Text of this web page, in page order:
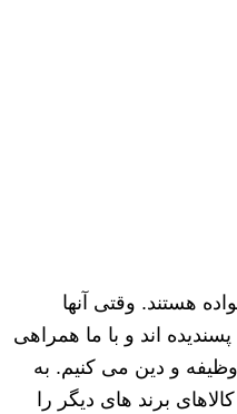
هستند. وقتی آنها
اند و با ما همراهی
و دین می کنیم. به
برند های دیگر را